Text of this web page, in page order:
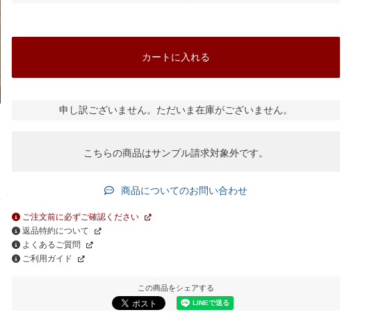
カートに入れる
申し訳ございません。ただいま在庫がございません。
こちらの商品はサンプル請求対象外です。
商品についてのお問い合わせ
ご注文前に必ずご確認ください
返品特約について
よくあるご質問
ご利用ガイド
この商品をシェアする